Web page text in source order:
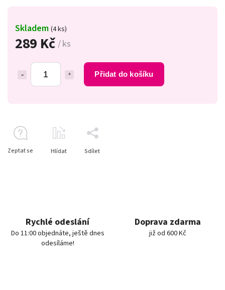
289 Kč / ks
Přidat do košíku
Skladem (4 ks)
Zeptat se Hlídat Sdílet
Rychlé odeslání
Do 11:00 objednáte, ještě dnes
odesíláme!
Doprava zdarma
již od 600 Kč